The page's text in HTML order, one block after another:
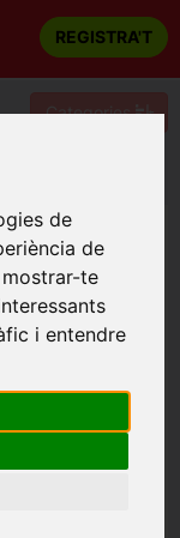
de
de
te
i entendre
REGISTRA'T
Categories
d'internet